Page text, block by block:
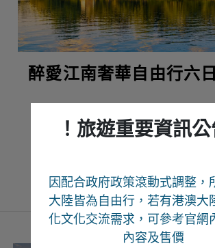
！旅遊重要資訊公
因配合政府政策滾動式調整，
大陸皆為自由行，若有港澳大
化文化交流需求，可參考官網
內容及售價
醉愛江南奢華自由行六日
Recommend